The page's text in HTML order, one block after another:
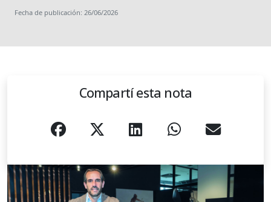
Fecha de publicación: 26/06/2026
Compartí esta nota